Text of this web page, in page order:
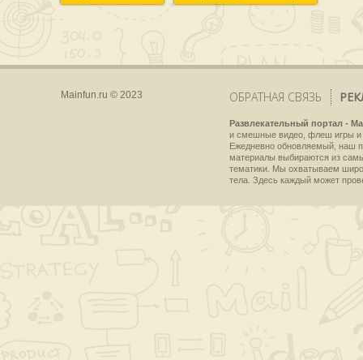
Mainfun.ru © 2023 ОБРАТНАЯ СВЯЗЬ
Развлекательный портал -
и смешные видео, флеш игры и
Ежедневно обновляемый, наш
материалы выбираются из
тематики. Мы охватываем
тела. Здесь каждый может